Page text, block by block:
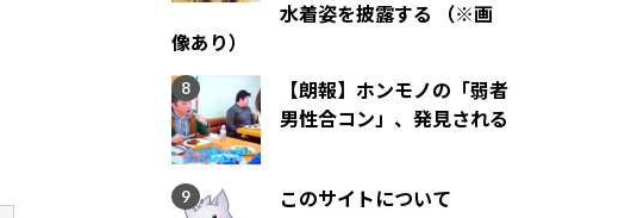
水着姿を披露する （※画
像あり）
【朗報】ホンモノの「弱者
男性合コン」、発見される
このサイトについて